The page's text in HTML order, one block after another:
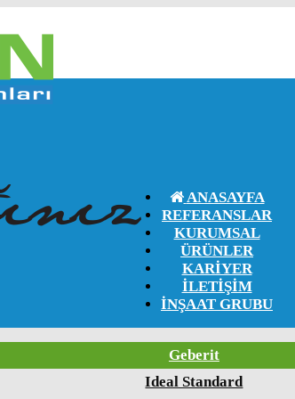
ANASAYFA
REFERANSLAR
KURUMSAL
ÜRÜNLER
Geberit
Ideal Standard
KARIYER
İLETIŞIM
İNŞAAT GRUBU